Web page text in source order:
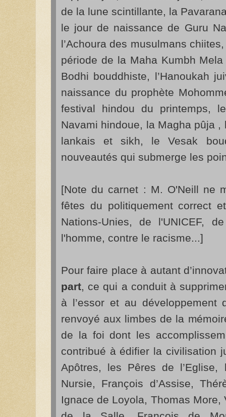
de la lune scintillante, la
le jour de naissance de Guru
l’Achoura des musulmans
période de la Maha Kumbh
Bodhi bouddhiste, l’Hanoukah
naissance du prophète
festival hindou du printemps,
Navami hindoue, la Magha pûja
lankais et sikh, le Vesak
nouveautés qui submerge les
[Note du carnet : M. O'Neill ne
fêtes du politiquement correct
Nations-Unies, de l'UNICEF,
l'homme, contre le racisme...]
Pour faire place à autant
part, ce qui a conduit à
à l’essor et au développement
renvoyé aux limbes de la
de la foi dont les
contribué à édifier la civilisation
Apôtres, les Pêres de
Nursie, François d’Assise,
Ignace de Loyola, Thomas